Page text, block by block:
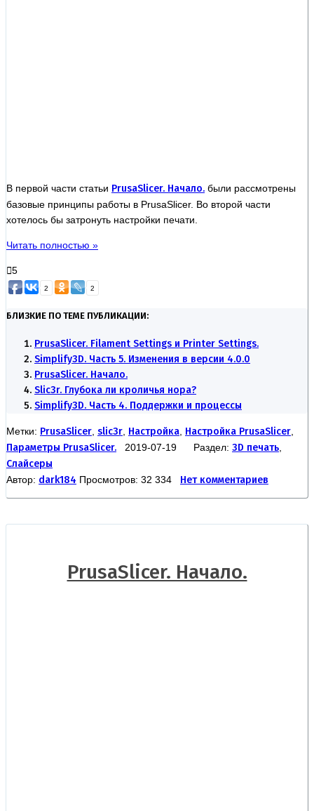
В первой части статьи PrusaSlicer. Начало. были рассмотрены
базовые принципы работы в PrusaSlicer. Во второй части
хотелось бы затронуть настройки печати.
Читать полностью »
5
2 2
БЛИЗКИЕ ПО ТЕМЕ ПУБЛИКАЦИИ:
PrusaSlicer. Filament Settings и Printer Settings.
Simplify3D. Часть 5. Изменения в версии 4.0.0
PrusaSlicer. Начало.
Slic3r. Глубока ли кроличья нора?
Simplify3D. Часть 4. Поддержки и процессы
Метки: PrusaSlicer slic3r Настройка Настройка PrusaSlicer
Параметры PrusaSlicer. 2019-07-19 Раздел: 3D печать
Слайсеры
Автор: dark184 Просмотров: 32 334 Нет комментариев
PrusaSlicer. Начало.